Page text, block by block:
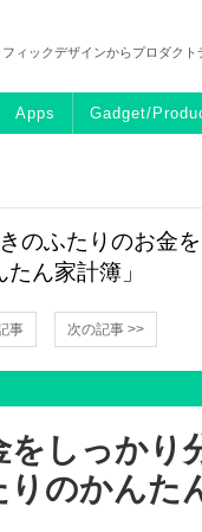
フィックデザインからプロダク
Apps Gadget/
のふたりのお金
ん家計簿」
事 次の記事 >>
しっかり
のかんた